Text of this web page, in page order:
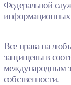
Федеральной
информационных
Все права на
защищены в
международным
собственности.